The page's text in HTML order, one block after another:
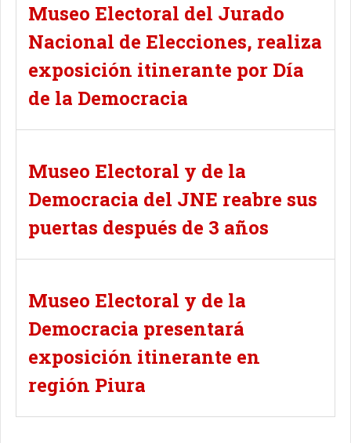
Museo Electoral del Jurado
Nacional de Elecciones, realiza
exposición itinerante por Día
de la Democracia
Museo Electoral y de la
Democracia del JNE reabre sus
puertas después de 3 años
Museo Electoral y de la
Democracia presentará
exposición itinerante en
región Piura